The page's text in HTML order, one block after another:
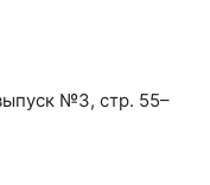
№3, стр. 55–